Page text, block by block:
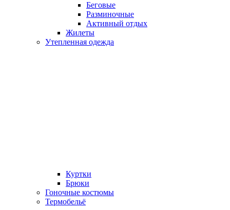
Беговые
Разминочные
Активный отдых
Жилеты
Утепленная одежда
Куртки
Брюки
Гоночные костюмы
Термобельё